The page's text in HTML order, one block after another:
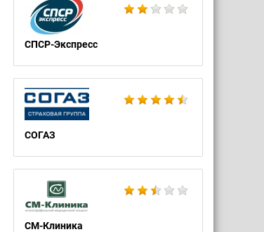
СПСР-Экспресс
СОГАЗ
СМ-Клиника